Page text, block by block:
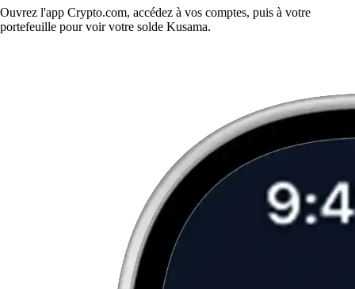
Ouvrez l'app Crypto.com, accédez à vos comptes, puis à votre
portefeuille pour voir votre solde Kusama.